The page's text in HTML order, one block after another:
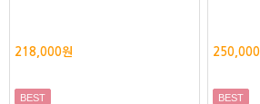
218,000원
BEST
250,000
BEST